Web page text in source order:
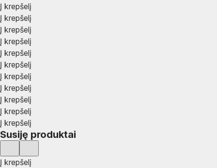
Į krepšelį
Į krepšelį
Į krepšelį
Į krepšelį
Į krepšelį
Į krepšelį
Į krepšelį
Į krepšelį
Į krepšelį
Į krepšelį
Į krepšelį
Susiję produktai
Į krepšelį